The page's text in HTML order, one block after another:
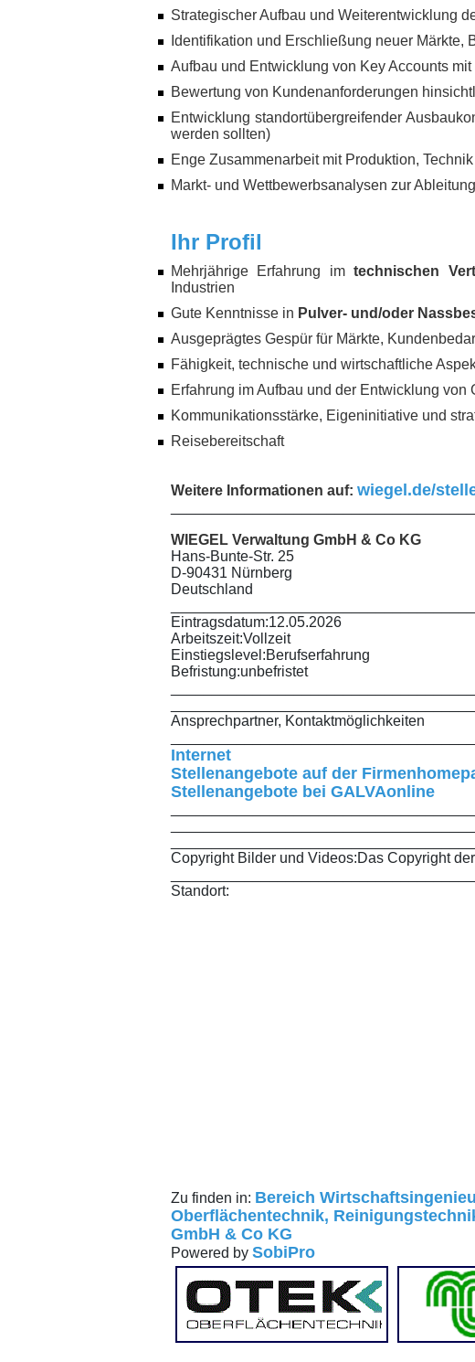
Strategischer Aufbau und Weiterentwicklung
Identifikation und Erschließung neuer Märkte,
Aufbau und Entwicklung von Key Accounts
Bewertung von Kundenanforderungen
Entwicklung standortübergreifender
werden sollten)
Enge Zusammenarbeit mit Produktion,
Markt- und Wettbewerbsanalysen zur
Ihr Profil
Mehrjährige Erfahrung imtechnischen
Industrien
Gute Kenntnisse in Pulver- und/oder
Ausgeprägtes Gespür für Märkte,
Fähigkeit, technische und wirtschaftliche
Erfahrung im Aufbau und der Entwicklung von
Kommunikationsstärke, Eigeninitiative und
Reisebereitschaft
Weitere Informationen auf: wiegel.de/
WIEGEL Verwaltung GmbH & Co KG
Hans-Bunte-Str. 25
D-90431 Nürnberg
Deutschland
Eintragsdatum:12.05.2026
Arbeitszeit:Vollzeit
Einstiegslevel:Berufserfahrung
Befristung:unbefristet
Ansprechpartner, Kontaktmöglichkeiten
Internet
Stellenangebote auf der
Stellenangebote bei GALVAonline
Copyright Bilder und Videos:Das Copyright
Standort:
Zu finden in: Bereich
Oberflächentechnik,
GmbH & Co KG
Powered by SobiPro